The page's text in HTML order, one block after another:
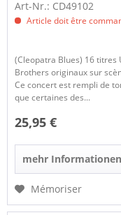
Art-Nr.: CD49102
Article doit être
(Cleopatra Blues) 16 titres
Brothers originaux sur
Ce concert est rempli de
que certaines des...
25,95 €
mehr Informationen
Mémoriser